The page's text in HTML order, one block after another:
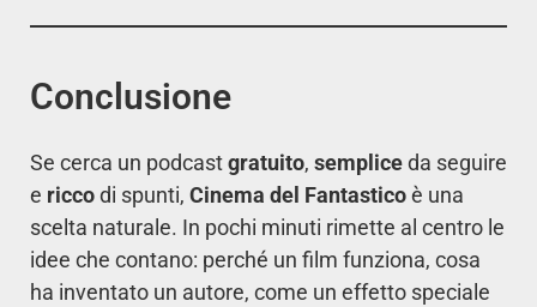
Conclusione
Se cerca un podcastgratuito, sempliceda seguire
e riccodi spunti, Cinema del Fantasticoè una
scelta naturale. In pochi minuti rimette al centro le
idee che contano: perché un film funziona, cosa
ha inventato un autore, come un effetto speciale